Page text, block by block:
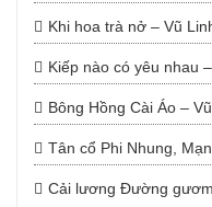
Khi hoa trà nở – Vũ
Kiếp nào có yêu nhau
Bông Hồng Cài Áo –
Tân cổ Phi Nhung,
Cải lương Đường